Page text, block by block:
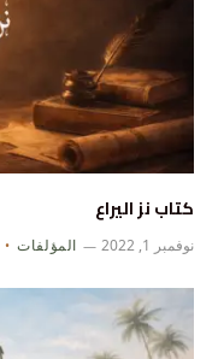
كتاب نز اليراع
نوفمبر 1, 2022 المؤلفات